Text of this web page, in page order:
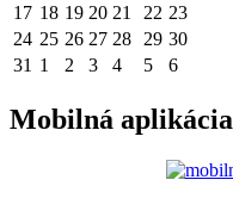
17 18 19 20 21 22 23
24 25 26 27 28 29 30
31 1 2 3 4 5 6
Mobilná aplikácia